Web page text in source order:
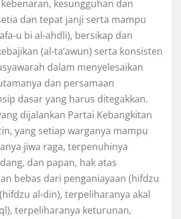
kesungguhan dan
dan tepat janji serta mampu
u bi al-ahdli), bersikap dan
(al-ta’awun) serta konsisten
dalam menyelesaikan
dan persamaan
dasar yang harus ditegakkan.
dijalankan Partai Kebangkitan
yang setiap warganya mampu
jiwa raga, terpenuhinya
dan papan, hak atas
bebas dari penganiayaan (hifdzu
al-din), terpeliharanya akal
terpeliharanya keturunan,